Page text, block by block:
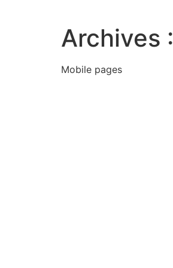
Archives :
Mobile pages